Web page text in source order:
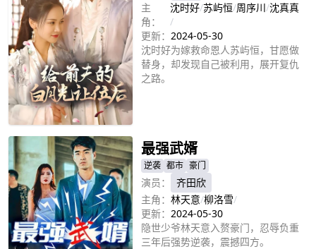
主
角：
沈时好/苏屿恒/周序川/沈真真
/
更新： 2024-05-30
沈时好为嫁救命恩人苏屿恒，甘愿做
替身，却发现自己被利用，展开复仇
之路。
最强武婿
逆袭 都市 豪门
演员：
齐田欣
主角： 林天意/柳洛雪/
更新： 2024-05-30
隐世少爷林天意入赘豪门，忍辱负重
三年后强势逆袭，震撼四方。